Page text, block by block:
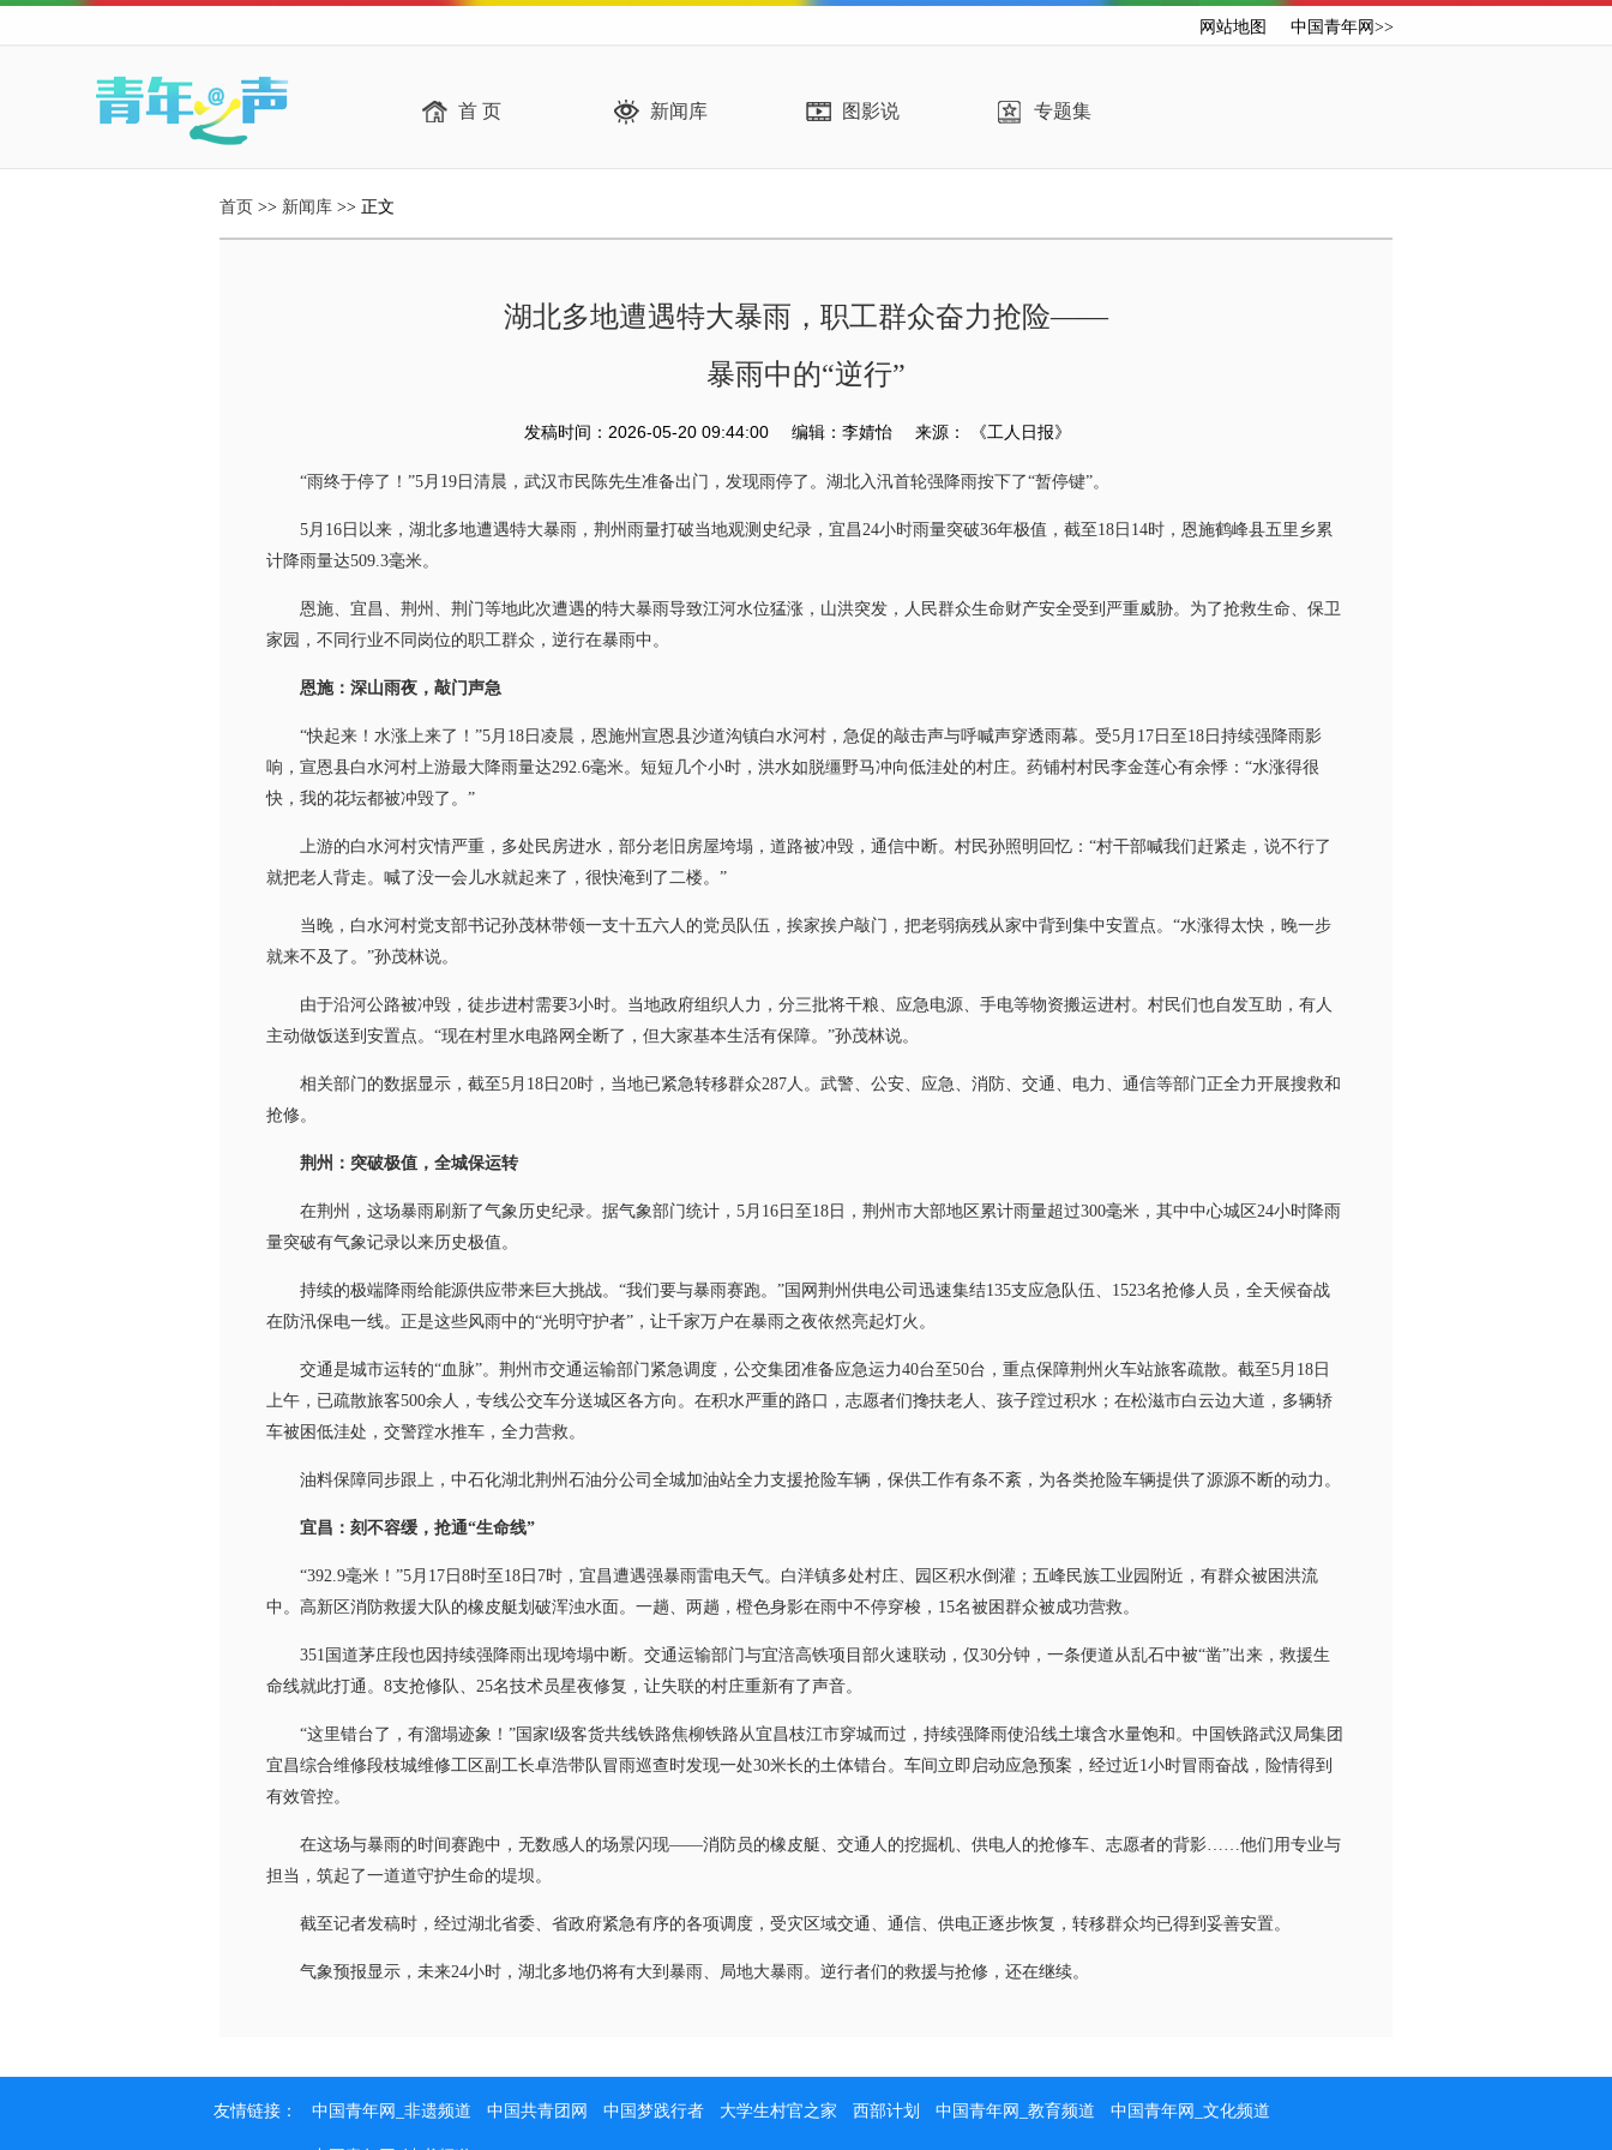
网站地图 中国青年网>>
首 页 新闻库 图影说 专题集
首页 >> 新闻库 >> 正文
湖北多地遭遇特大暴雨，职工群众奋力抢险——
暴雨中的“逆行”
发稿时间：2026-05-20 09:44:00 编辑：李婧怡 来源： 《工人日报》
“雨终于停了！”5月19日清晨，武汉市民陈先生准备出门，发现雨停了。湖北入汛首轮强降雨按下了“暂停键”。
5月16日以来，湖北多地遭遇特大暴雨，荆州雨量打破当地观测史纪录，宜昌24小时雨量突破36年极值，截至18日14时，恩施鹤峰县五里乡累
计降雨量达509.3毫米。
恩施、宜昌、荆州、荆门等地此次遭遇的特大暴雨导致江河水位猛涨，山洪突发，人民群众生命财产安全受到严重威胁。为了抢救生命、保卫
家园，不同行业不同岗位的职工群众，逆行在暴雨中。
恩施：深山雨夜，敲门声急
“快起来！水涨上来了！”5月18日凌晨，恩施州宣恩县沙道沟镇白水河村，急促的敲击声与呼喊声穿透雨幕。受5月17日至18日持续强降雨影
响，宣恩县白水河村上游最大降雨量达292.6毫米。短短几个小时，洪水如脱缰野马冲向低洼处的村庄。药铺村村民李金莲心有余悸：“水涨得很
快，我的花坛都被冲毁了。”
上游的白水河村灾情严重，多处民房进水，部分老旧房屋垮塌，道路被冲毁，通信中断。村民孙照明回忆：“村干部喊我们赶紧走，说不行了
就把老人背走。喊了没一会儿水就起来了，很快淹到了二楼。”
当晚，白水河村党支部书记孙茂林带领一支十五六人的党员队伍，挨家挨户敲门，把老弱病残从家中背到集中安置点。“水涨得太快，晚一步
就来不及了。”孙茂林说。
由于沿河公路被冲毁，徒步进村需要3小时。当地政府组织人力，分三批将干粮、应急电源、手电等物资搬运进村。村民们也自发互助，有人
主动做饭送到安置点。“现在村里水电路网全断了，但大家基本生活有保障。”孙茂林说。
相关部门的数据显示，截至5月18日20时，当地已紧急转移群众287人。武警、公安、应急、消防、交通、电力、通信等部门正全力开展搜救和
抢修。
荆州：突破极值，全城保运转
在荆州，这场暴雨刷新了气象历史纪录。据气象部门统计，5月16日至18日，荆州市大部地区累计雨量超过300毫米，其中中心城区24小时降雨
量突破有气象记录以来历史极值。
持续的极端降雨给能源供应带来巨大挑战。“我们要与暴雨赛跑。”国网荆州供电公司迅速集结135支应急队伍、1523名抢修人员，全天候奋战
在防汛保电一线。正是这些风雨中的“光明守护者”，让千家万户在暴雨之夜依然亮起灯火。
交通是城市运转的“血脉”。荆州市交通运输部门紧急调度，公交集团准备应急运力40台至50台，重点保障荆州火车站旅客疏散。截至5月18日
上午，已疏散旅客500余人，专线公交车分送城区各方向。在积水严重的路口，志愿者们搀扶老人、孩子蹚过积水；在松滋市白云边大道，多辆轿
车被困低洼处，交警蹚水推车，全力营救。
油料保障同步跟上，中石化湖北荆州石油分公司全城加油站全力支援抢险车辆，保供工作有条不紊，为各类抢险车辆提供了源源不断的动力。
宜昌：刻不容缓，抢通“生命线”
“392.9毫米！”5月17日8时至18日7时，宜昌遭遇强暴雨雷电天气。白洋镇多处村庄、园区积水倒灌；五峰民族工业园附近，有群众被困洪流
中。高新区消防救援大队的橡皮艇划破浑浊水面。一趟、两趟，橙色身影在雨中不停穿梭，15名被困群众被成功营救。
351国道茅庄段也因持续强降雨出现垮塌中断。交通运输部门与宜涪高铁项目部火速联动，仅30分钟，一条便道从乱石中被“凿”出来，救援生
命线就此打通。8支抢修队、25名技术员星夜修复，让失联的村庄重新有了声音。
“这里错台了，有溜塌迹象！”国家Ⅰ级客货共线铁路焦柳铁路从宜昌枝江市穿城而过，持续强降雨使沿线土壤含水量饱和。中国铁路武汉局集团
宜昌综合维修段枝城维修工区副工长卓浩带队冒雨巡查时发现一处30米长的土体错台。车间立即启动应急预案，经过近1小时冒雨奋战，险情得到
有效管控。
在这场与暴雨的时间赛跑中，无数感人的场景闪现——消防员的橡皮艇、交通人的挖掘机、供电人的抢修车、志愿者的背影……他们用专业与
担当，筑起了一道道守护生命的堤坝。
截至记者发稿时，经过湖北省委、省政府紧急有序的各项调度，受灾区域交通、通信、供电正逐步恢复，转移群众均已得到妥善安置。
气象预报显示，未来24小时，湖北多地仍将有大到暴雨、局地大暴雨。逆行者们的救援与抢修，还在继续。
友情链接： 中国青年网_非遗频道 中国共青团网 中国梦践行者 大学生村官之家 西部计划 中国青年网_教育频道 中国青年网_文化频道